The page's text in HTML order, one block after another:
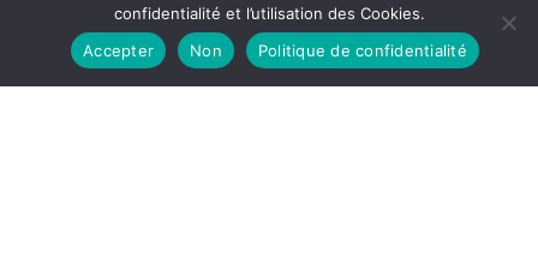
confidentialité et l’utilisation des Cookies.
Accepter
Non Politique de confidentialité